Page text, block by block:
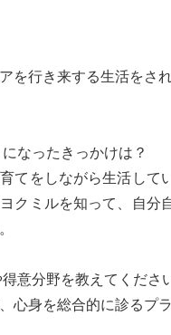
を行き来する生活をさ
なったきっかけは？
てをしながら生活し
クミルを知って、自
意分野を教えてください
心身を総合的に診るプ